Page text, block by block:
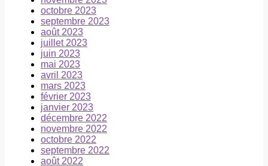
octobre 2023
septembre 2023
août 2023
juillet 2023
juin 2023
mai 2023
avril 2023
mars 2023
février 2023
janvier 2023
décembre 2022
novembre 2022
octobre 2022
septembre 2022
août 2022